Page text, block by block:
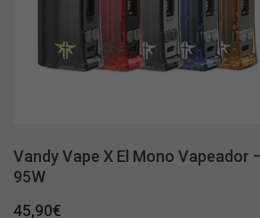
Vandy Vape X El Mono Vapeador
95W
45,90€